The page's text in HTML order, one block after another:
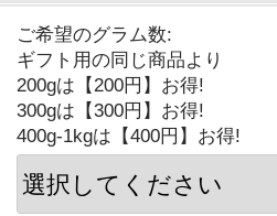
ご希望のグラム数:
ギフト用の同じ商品より
200gは【200円】お得!
300gは【300円】お得!
400g-1kgは【400円】お得!